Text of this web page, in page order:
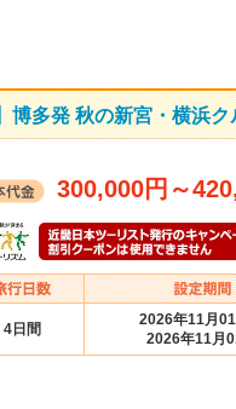
博多発 秋の新宮・横浜
300,000円 ～
4日間
2026年11月
2026年11月